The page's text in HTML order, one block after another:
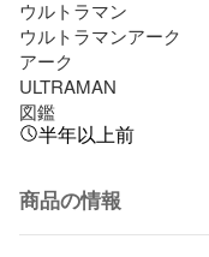
ウルトラマン
ウルトラマンアーク
アーク
ULTRAMAN
図鑑
半年以上前
商品の情報